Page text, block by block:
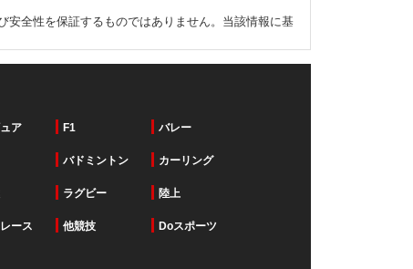
安全性を保証するものではありません。当該情報に基
ア F1 バレー
バドミントン カーリング
ラグビー 陸上
ース 他競技 Doスポーツ